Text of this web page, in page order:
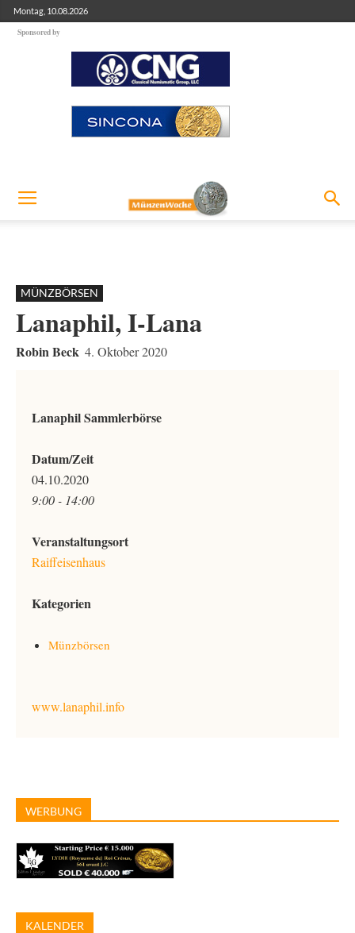
Montag, 10.08.2026
Sponsored by
MÜNZBÖRSEN
Lanaphil, I-Lana
Robin Beck 4. Oktober 2020
Lanaphil Sammlerbörse
Datum/Zeit
04.10.2020
9:00 - 14:00
Veranstaltungsort
Raiffeisenhaus
Kategorien
Münzbörsen
www.lanaphil.info
WERBUNG
KALENDER